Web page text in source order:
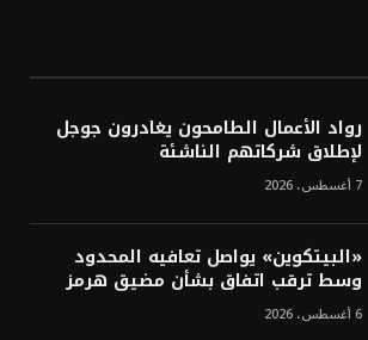
بشأن الحرب
رواد الأعمال الطامحون يغادرون جوجل
لإطلاق شركاتهم الناشئة
7 أغسطس، 2026
«البيتكوين» يواصل تعافيه المحدود
وسط ترقب اتفاق بشأن مضيق هرمز
6 أغسطس، 2026